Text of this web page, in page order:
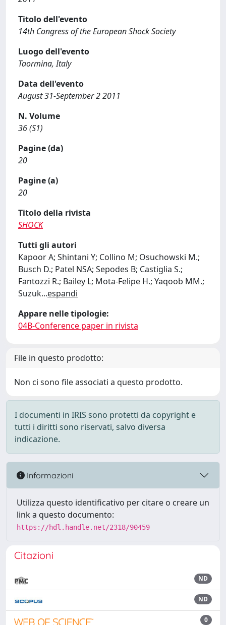
Titolo dell'evento
14th Congress of the European Shock Society
Luogo dell'evento
Taormina, Italy
Data dell'evento
August 31-September 2 2011
N. Volume
36 (S1)
Pagine (da)
20
Pagine (a)
20
Titolo della rivista
SHOCK
Tutti gli autori
Kapoor A; Shintani Y; Collino M; Osuchowski M.;
Busch D.; Patel NSA; Sepodes B; Castiglia S.;
Fantozzi R.; Bailey L; Mota-Felipe H.; Yaqoob MM.;
Suzuk...espandi
Appare nelle tipologie:
04B-Conference paper in rivista
File in questo prodotto:
Non ci sono file associati a questo prodotto.
I documenti in IRIS sono protetti da copyright e
tutti i diritti sono riservati, salvo diversa
indicazione.
Informazioni
Utilizza questo identificativo per citare o creare un
link a questo documento:
https://hdl.handle.net/2318/90459
Citazioni
ND
ND
0